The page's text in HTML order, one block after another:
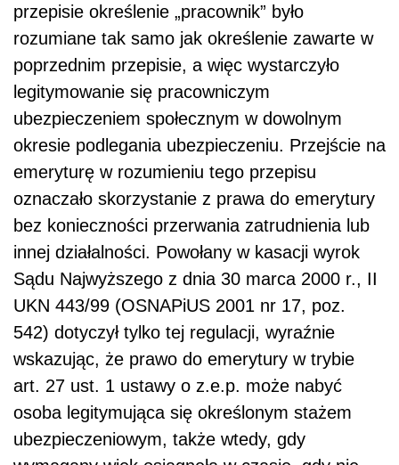
przepisie określenie „pracownik” było
rozumiane tak samo jak określenie zawarte w
poprzednim przepisie, a więc wystarczyło
legitymowanie się pracowniczym
ubezpieczeniem społecznym w dowolnym
okresie podlegania ubezpieczeniu. Przejście na
emeryturę w rozumieniu tego przepisu
oznaczało skorzystanie z prawa do emerytury
bez konieczności przerwania zatrudnienia lub
innej działalności. Powołany w kasacji wyrok
Sądu Najwyższego z dnia 30 marca 2000 r., II
UKN 443/99 (OSNAPiUS 2001 nr 17, poz.
542) dotyczył tylko tej regulacji, wyraźnie
wskazując, że prawo do emerytury w trybie
art. 27 ust. 1 ustawy o z.e.p. może nabyć
osoba legitymująca się określonym stażem
ubezpieczeniowym, także wtedy, gdy